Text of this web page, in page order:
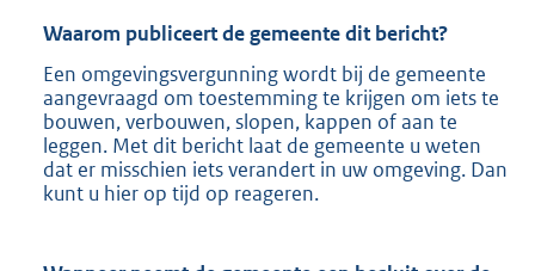
Waarom publiceert de gemeente dit bericht?
Een omgevingsvergunning wordt bij de gemeente
aangevraagd om toestemming te krijgen om iets te
bouwen, verbouwen, slopen, kappen of aan te
leggen. Met dit bericht laat de gemeente u weten
dat er misschien iets verandert in uw omgeving. Dan
kunt u hier op tijd op reageren.